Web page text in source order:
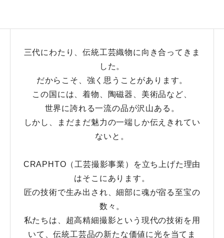
三代にわたり、伝統工芸織物に向き合ってきま
した。
だからこそ、強く思うことがあります。
この国には、着物、陶磁器、美術品など、
世界に誇れる一流の品が沢山ある。
しかし、まだまだ魅力の一端しか伝えきれてい
ないと。
CRAPHTO（工芸撮影事業）を立ち上げた理由
はそこにあります。
匠の技術で生み出され、細部に魂が宿る至宝の
数々。
私たちは、超高精細撮影という現代の技術を用
いて、伝統工芸品の新たな価値に光を当てま